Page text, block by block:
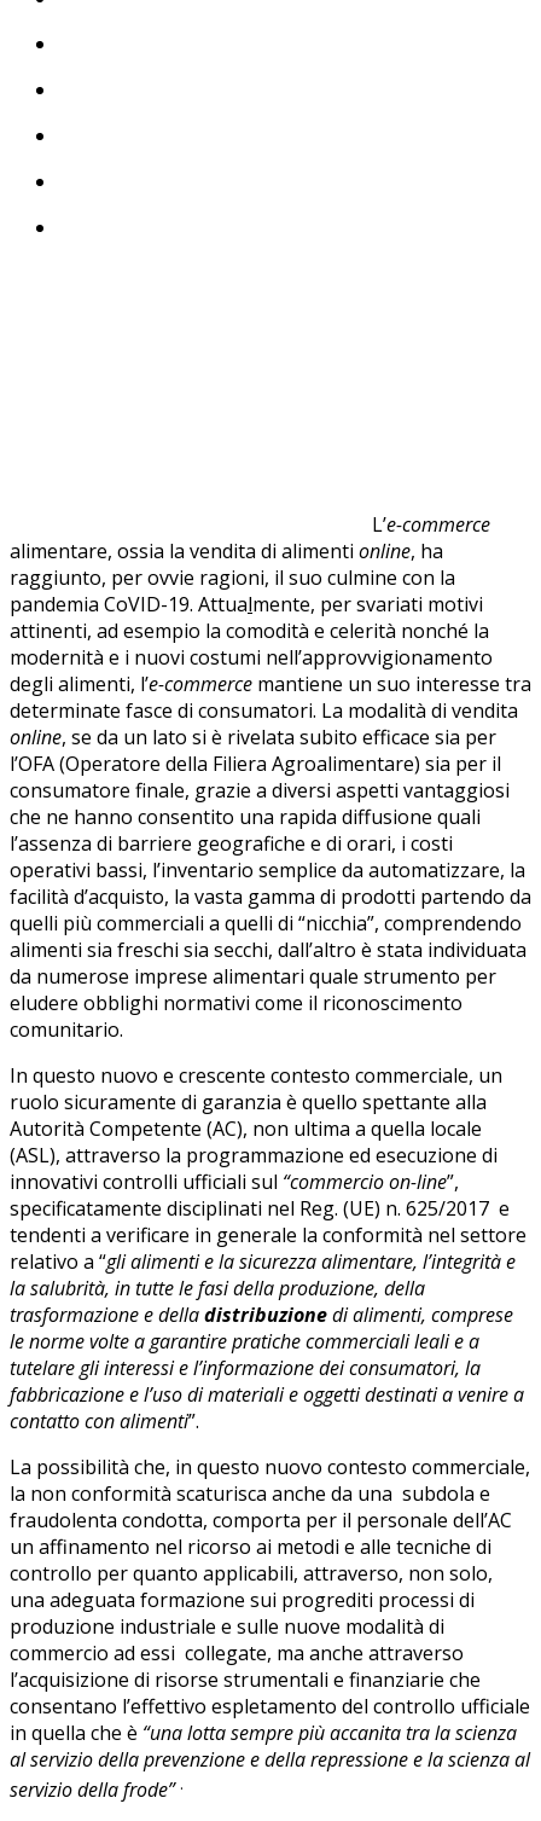
L’e-commerce
alimentare, ossia la vendita di alimenti online, ha
raggiunto, per ovvie ragioni, il suo culmine con la
pandemia CoVID-19. Attualmente, per svariati motivi
attinenti, ad esempio la comodità e celerità nonché la
modernità e i nuovi costumi nell’approvvigionamento
degli alimenti, l’e-commerce mantiene un suo interesse tra
determinate fasce di consumatori. La modalità di vendita
online, se da un lato si è rivelata subito efficace sia per
l’OFA (Operatore della Filiera Agroalimentare) sia per il
consumatore finale, grazie a diversi aspetti vantaggiosi
che ne hanno consentito una rapida diffusione quali
l’assenza di barriere geografiche e di orari, i costi
operativi bassi, l’inventario semplice da automatizzare, la
facilità d’acquisto, la vasta gamma di prodotti partendo da
quelli più commerciali a quelli di “nicchia”, comprendendo
alimenti sia freschi sia secchi, dall’altro è stata individuata
da numerose imprese alimentari quale strumento per
eludere obblighi normativi come il riconoscimento
comunitario.
In questo nuovo e crescente contesto commerciale, un
ruolo sicuramente di garanzia è quello spettante alla
Autorità Competente (AC), non ultima a quella locale
(ASL), attraverso la programmazione ed esecuzione di
innovativi controlli ufficiali sul “commercio on-line”,
specificatamente disciplinati nel Reg. (UE) n. 625/2017 e
tendenti a verificare in generale la conformità nel settore
relativo a “gli alimenti e la sicurezza alimentare, l’integrità e
la salubrità, in tutte le fasi della produzione, della
trasformazione e delladistribuzionedi alimenti, comprese
le norme volte a garantire pratiche commerciali leali e a
tutelare gli interessi e l’informazione dei consumatori, la
fabbricazione e l’uso di materiali e oggetti destinati a venire a
contatto con alimenti”.
La possibilità che, in questo nuovo contesto commerciale,
la non conformità scaturisca anche da una subdola e
fraudolenta condotta, comporta per il personale dell’AC
un affinamento nel ricorso ai metodi e alle tecniche di
controllo per quanto applicabili, attraverso, non solo,
una adeguata formazione sui progrediti processi di
produzione industriale e sulle nuove modalità di
commercio ad essi collegate, ma anche attraverso
l’acquisizione di risorse strumentali e finanziarie che
consentano l’effettivo espletamento del controllo ufficiale
in quella che è “una lotta sempre più accanita tra la scienza
al servizio della prevenzione e della repressione e la scienza al
servizio della frode” .